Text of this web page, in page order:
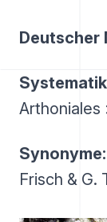
Deutscher
Arthoniales
Synonyme:
Frisch & G.